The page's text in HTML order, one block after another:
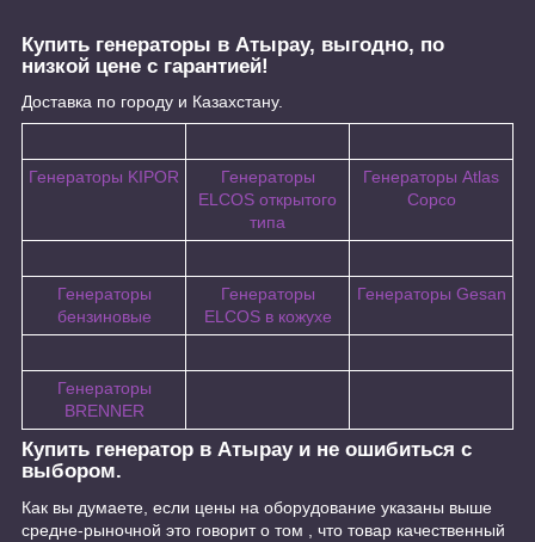
Купить генераторы в Атырау, выгодно, по
низкой цене с гарантией!
Доставка по городу и Казахстану.
Генераторы KIPOR
Генераторы
ELCOS открытого
типа
Генераторы Atlas
Copco
Генераторы
бензиновые
Генераторы
ELCOS в кожухе
Генераторы Gesan
Генераторы
BRENNER
Купить генератор в Атырау и не ошибиться с
выбором.
Как вы думаете, если цены на оборудование указаны выше
средне-рыночной это говорит о том , что товар качественный